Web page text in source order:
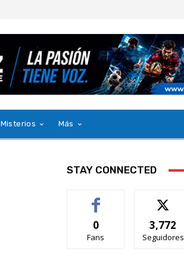
Misterios Más
STAY CONNECTED
0
Fans
3,772
Seguidores